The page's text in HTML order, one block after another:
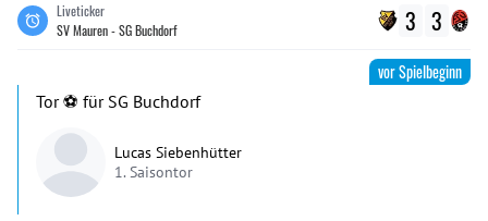
Liveticker
SV Mauren - SG Buchdorf
3 3
vor Spielbeginn
Tor ⚽️ für SG Buchdorf
Lucas Siebenhütter
1. Saisontor